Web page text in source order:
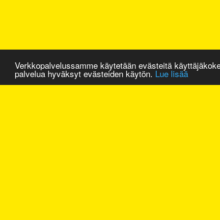
Verkkopalvelussamme käytetään evästeitä
palvelua hyväksyt evästeiden käytön. Lue lisää